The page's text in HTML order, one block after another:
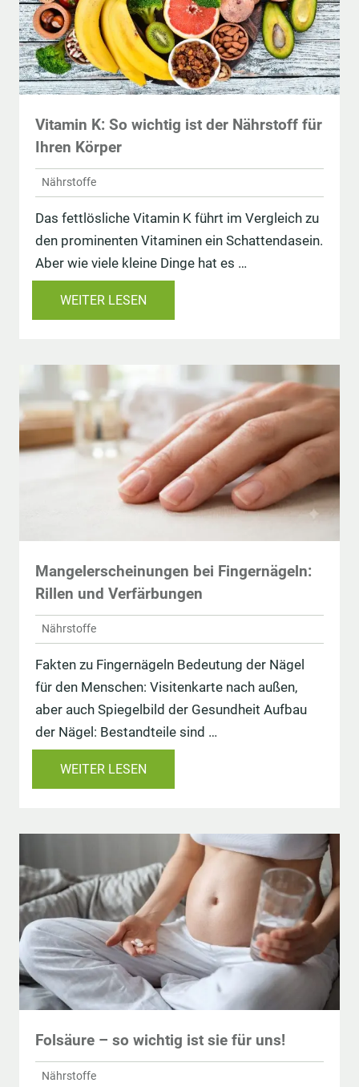
Vitamin K: So wichtig ist der Nährstoff für
Ihren Körper
Nährstoffe
Das fettlösliche Vitamin K führt im Vergleich zu
den prominenten Vitaminen ein Schattendasein.
Aber wie viele kleine Dinge hat es …
WEITER LESEN
Mangelerscheinungen bei Fingernägeln:
Rillen und Verfärbungen
Nährstoffe
Fakten zu Fingernägeln Bedeutung der Nägel
für den Menschen: Visitenkarte nach außen,
aber auch Spiegelbild der Gesundheit Aufbau
der Nägel: Bestandteile sind …
WEITER LESEN
Folsäure – so wichtig ist sie für uns!
Nährstoffe